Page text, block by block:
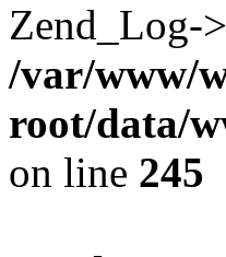
Zend_Log-
/var/www/
root/data/
on line 245